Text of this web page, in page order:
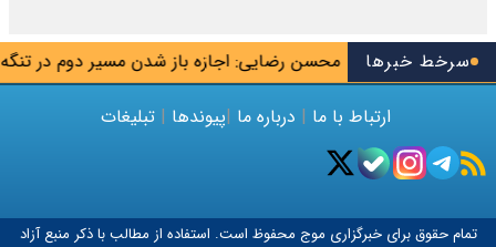
سرخط خبرها محسن رضایی: اجازه باز شدن مسیر دوم در تنگه اجاره دهند
ارتباط با ما | درباره ما |پیوندها | تبلیغات
تمام حقوق برای خبرگزاری موج محفوظ است. استفاده از مطالب با ذکر منبع آزاد